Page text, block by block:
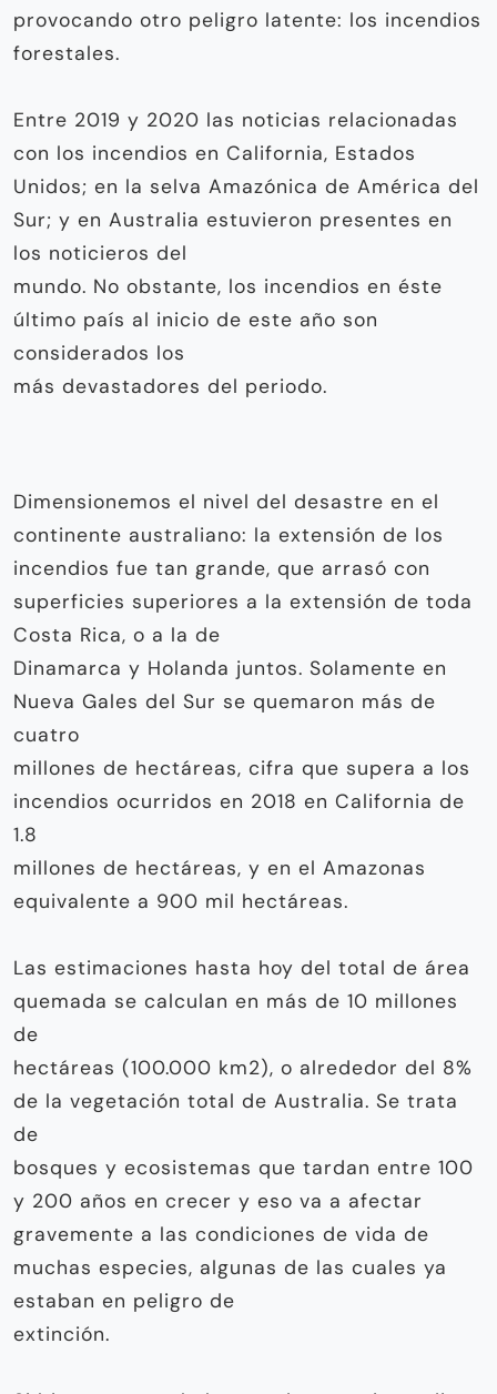
provocando otro peligro latente: los incendios
forestales.
Entre 2019 y 2020 las noticias relacionadas
con los incendios en California, Estados
Unidos; en la selva Amazónica de América del
Sur; y en Australia estuvieron presentes en
los noticieros del
mundo. No obstante, los incendios en éste
último país al inicio de este año son
considerados los
más devastadores del periodo.
Dimensionemos el nivel del desastre en el
continente australiano: la extensión de los
incendios fue tan grande, que arrasó con
superficies superiores a la extensión de toda
Costa Rica, o a la de
Dinamarca y Holanda juntos. Solamente en
Nueva Gales del Sur se quemaron más de
cuatro
millones de hectáreas, cifra que supera a los
incendios ocurridos en 2018 en California de
1.8
millones de hectáreas, y en el Amazonas
equivalente a 900 mil hectáreas.
Las estimaciones hasta hoy del total de área
quemada se calculan en más de 10 millones
de
hectáreas (100.000 km2), o alrededor del 8%
de la vegetación total de Australia. Se trata
de
bosques y ecosistemas que tardan entre 100
y 200 años en crecer y eso va a afectar
gravemente a las condiciones de vida de
muchas especies, algunas de las cuales ya
estaban en peligro de
extinción.